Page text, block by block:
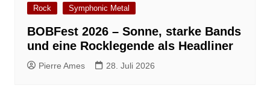
Rock
Symphonic Metal
BOBFest 2026 – Sonne, starke Bands
und eine Rocklegende als Headliner
Pierre Ames 28. Juli 2026